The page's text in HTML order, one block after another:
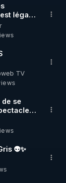
la
légal).
TV
se
👽✨